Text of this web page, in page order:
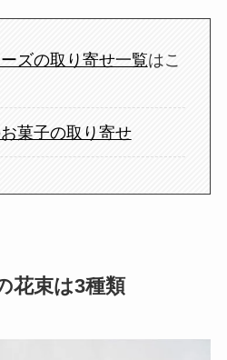
ズの取り寄せ一覧はこ
菓子の取り寄せ
花束は3種類